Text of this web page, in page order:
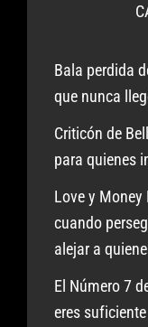
Bala perdida
que nunca
Criticón de
para quienes
Love y Money
cuando
alejar a
El Número 7
eres